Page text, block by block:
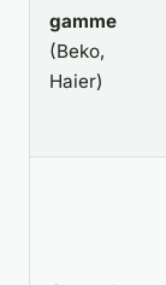
gamme
(Beko,
Haier)